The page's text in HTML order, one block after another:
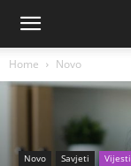
Home Novo
Novo Savjeti Vijesti